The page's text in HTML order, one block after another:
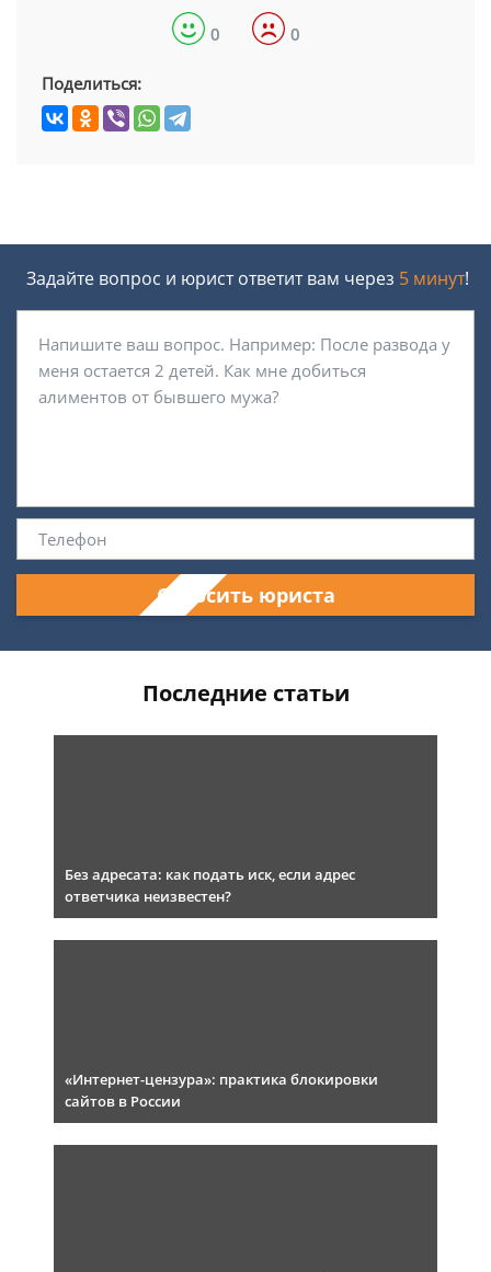
0 0
Поделиться:
Задайте вопрос и юрист ответит вам через 5 минут!
Спросить юриста
Последние статьи
Без адресата: как подать иск, если адрес
ответчика неизвестен?
«Интернет-цензура»: практика блокировки
сайтов в России